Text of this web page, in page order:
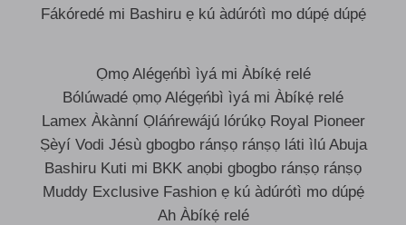
Fákóredé mi Bashiru ẹ kú àdúrótì mo dúpẹ́ dúpẹ́
Ọmọ Alégẹńbì ìyá mi Àbíkẹ́ relé
Bólúwadé ọmọ Alégẹńbì ìyá mi Àbíkẹ́ relé
Lamex Àkànní Ọláńrewájú lórúkọ Royal Pioneer
Ṣèyí Vodi Jésù gbogbo ránṣọ ránṣọ láti ìlú Abuja
Bashiru Kuti mi BKK anọbi gbogbo ránṣọ ránṣọ
Muddy Exclusive Fashion ẹ kú àdúrótì mo dúpẹ́
Ah Àbíkẹ́ relé